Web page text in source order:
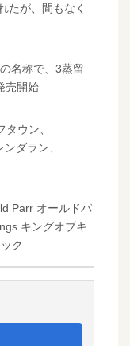
が、間もなく
名称で、3蒸留
売開始
ウン、
ダラン、
Parr オールドパ
キングオブキ
ク